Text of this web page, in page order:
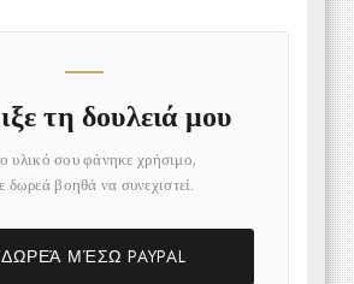
τη δουλειά μου
υλικό σου φάνηκε χρήσιμο,
δωρεά βοηθά να συνεχιστεί.
ΔΩΡΕΆ ΜΈΣΩ PAYPAL